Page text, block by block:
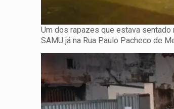
Um dos rapazes que estava
SAMU já na Rua Paulo Pacheco de